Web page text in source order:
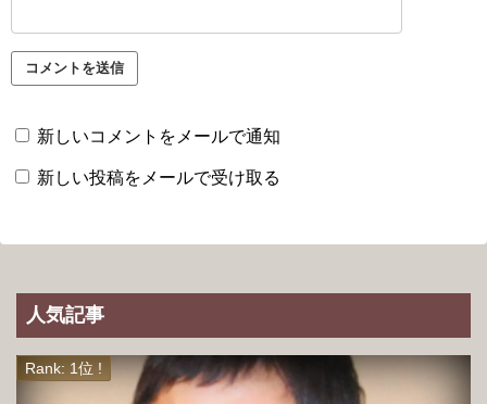
新しいコメントをメールで通知
新しい投稿をメールで受け取る
人気記事